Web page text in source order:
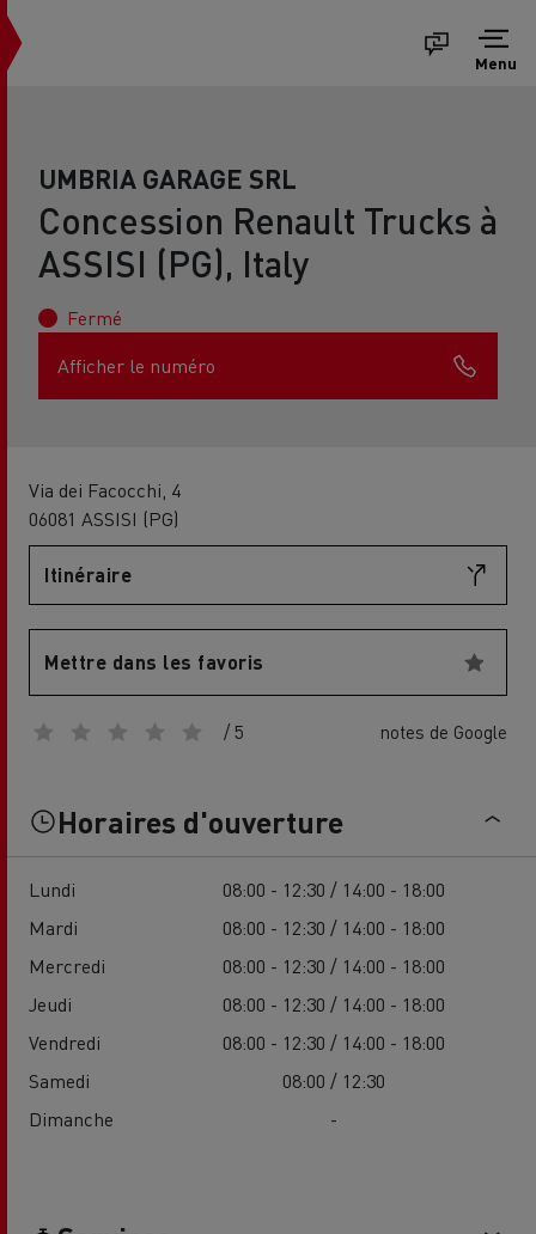
Menu
UMBRIA GARAGE SRL
Concession Renault Trucks à
ASSISI (PG), Italy
Fermé
Afficher le numéro
Via dei Facocchi, 4
06081 ASSISI (PG)
Itinéraire
Mettre dans les favoris
/ 5 notes de Google
Horaires d'ouverture
Lundi
08:00 - 12:30 / 14:00 - 18:00
Mardi
08:00 - 12:30 / 14:00 - 18:00
Mercredi
08:00 - 12:30 / 14:00 - 18:00
Jeudi
08:00 - 12:30 / 14:00 - 18:00
Vendredi
08:00 - 12:30 / 14:00 - 18:00
Samedi
08:00 / 12:30
Dimanche
-